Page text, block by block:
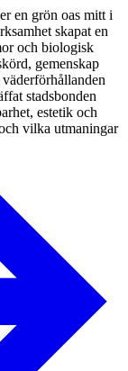
en grön oas mitt i
skapat en
och biologisk
gemenskap
stadsbonden
estetik och
vilka utmaningar